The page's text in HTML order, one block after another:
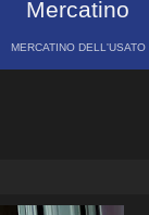
Mercatino
MERCATINO DELL'USATO